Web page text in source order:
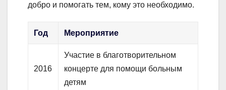
добро и помогать тем, кому это необходимо.
Год Мероприятие
2016
Участие в благотворительном
концерте для помощи больным
детям